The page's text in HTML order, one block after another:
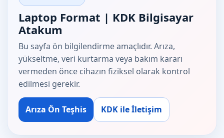
Laptop Format | KDK Bilgisayar
Atakum
Bu sayfa ön bilgilendirme amaçlıdır. Arıza,
yükseltme, veri kurtarma veya bakım kararı
vermeden önce cihazın fiziksel olarak kontrol
edilmesi gerekir.
Arıza Ön Teşhis KDK ile İletişim